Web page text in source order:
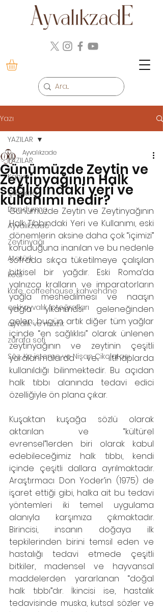
Yazı
YAZILAR
Kahve
Çikolata
Dondurma
Ayvalıkzade
Zeytinyağı
Atatürk
kedi
kafe, coffeehouse, kahvehane
eski ayvalık fotoğrafları
ayvalık ve müzik
zürafa sofi
Söz, Kız isteme ve Nişan Çikolatası
YAZILAR
Günümüzde Zeytin ve
Zeytinyağının Halk
sağlığındaki yeri ve
kullanımı nedir?
Ayvalıkzade
Günümüzde Zeytin ve Zeytinyağının
Halk Tıbbındaki Yeri ve Kullanımı, eski
dönemlerin aksine daha çok “içimizi”
koruduğuna inanılan ve bu nedenle
sofrada sıkça tüketilmeye çalışılan
bitkisel bir yağdır. Eski Roma’da
yalnızca kralların ve imparatorların
yağla meshedilmesi ve naaşın
yağla yıkanması geleneğinden
gelen; bugün artık diğer tüm yağlar
içinde “en sağlıklısı” olarak ünlenen
zeytinyağının ve zeytinin çeşitli
yaralanmalarda ve iltihaplarda
kullanıldığı bilinmektedir. Bu açıdan
halk tıbbı alanında tedavi edici
özelliğiyle ön plana çıkar.
Kuşaktan kuşağa sözlü olarak
aktarılan ve “kültürel
evrensel”lerden biri olarak kabul
edebileceğimiz halk tıbbı, kendi
içinde çeşitli dallara ayrılmaktadır.
Araştırmacı Don Yoder’in (1975) de
işaret ettiği gibi, halka ait bu tedavi
yöntemleri iki temel uygulama
alanıyla karşımıza çıkmaktadır.
Birincisi, insanın doğaya ilk
tepkilerinden birini temsil eden ve
hastalığı tedavi etmede çeşitli
bitkiler, madensel ve hayvansal
maddelerden yararlanan “doğal
halk tıbbı”dır. İkincisi ise, hastalık
tedavisinde muska, kutsal sözler ve